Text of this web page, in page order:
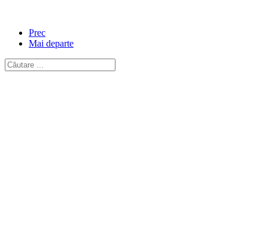
Prec
Mai departe